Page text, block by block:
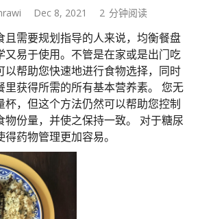
Dec 8, 2021 2 分钟阅读
且需要规划指导的人来说，均衡餐盘
又易于使用。不管是在家或是出门吃
以帮助您快速地进行食物选择，同时
里获得所需的所有基本营养素。 您无
杯，但这个方法仍然可以帮助您控制
物份量，并使之保持一致。 对于糖尿
药物管理更加容易。